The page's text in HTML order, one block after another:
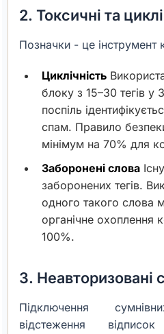
2. Токсичні та
Позначки - це інструмент
Циклічність
блоку з 15–30 тегів у
поспіль
спам. Правило
мінімум на 70% для
Заборонені слова
заборонених тегів.
одного такого слова
органічне охоплення
100%.
3. Неавторизовані
Підключення
відстеження